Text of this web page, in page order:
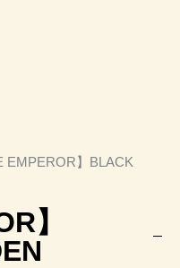
EMPEROR】BLACK
】